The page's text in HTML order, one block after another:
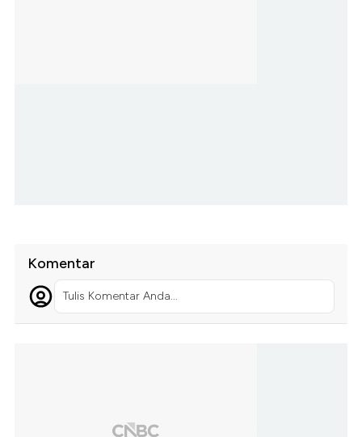
Komentar
Tulis Komentar Anda...